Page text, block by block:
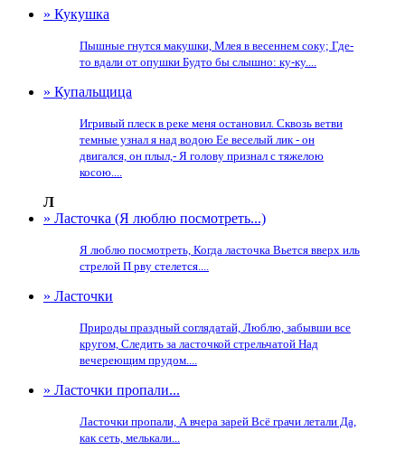
» Кукушка
Пышные гнутся макушки, Млея в весеннем соку; Где-
то вдали от опушки Будто бы слышно: ку-ку....
» Купальщица
Игривый плеск в реке меня остановил. Сквозь ветви
темные узнал я над водою Ее веселый лик - он
двигался, он плыл,- Я голову признал с тяжелою
косою....
Л
» Ласточка (Я люблю посмотреть...)
Я люблю посмотреть, Когда ласточка Вьется вверх иль
стрелой П рву стелется....
» Ласточки
Природы праздный соглядатай, Люблю, забывши все
кругом, Следить за ласточкой стрельчатой Над
вечереющим прудом....
» Ласточки пропали...
Ласточки пропали, А вчера зарей Всё грачи летали Да,
как сеть, мелькали...